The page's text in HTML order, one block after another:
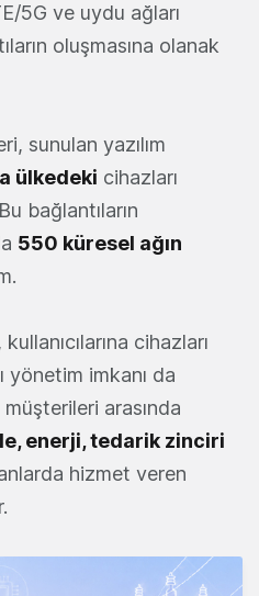
5G ve uydu ağları
oluşmasına olanak
sunulan yazılım
ülkedeki cihazları
bağlantıların
550 küresel ağın
cihazları
yönetim imkanı da
arasında
enerji, tedarik zinciri
hizmet veren